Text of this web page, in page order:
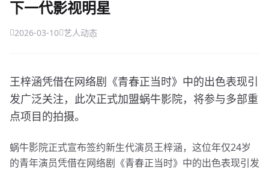
下一代影视明星
2026-03-10 艺人动态
王梓涵凭借在网络剧《青春正当时》中的出色表现引
发广泛关注，此次正式加盟蜗牛影院，将参与多部重
点项目的拍摄。
蜗牛影院正式宣布签约新生代演员王梓涵，这位年仅24岁
的青年演员凭借在网络剧《青春正当时》中的出色表现引发